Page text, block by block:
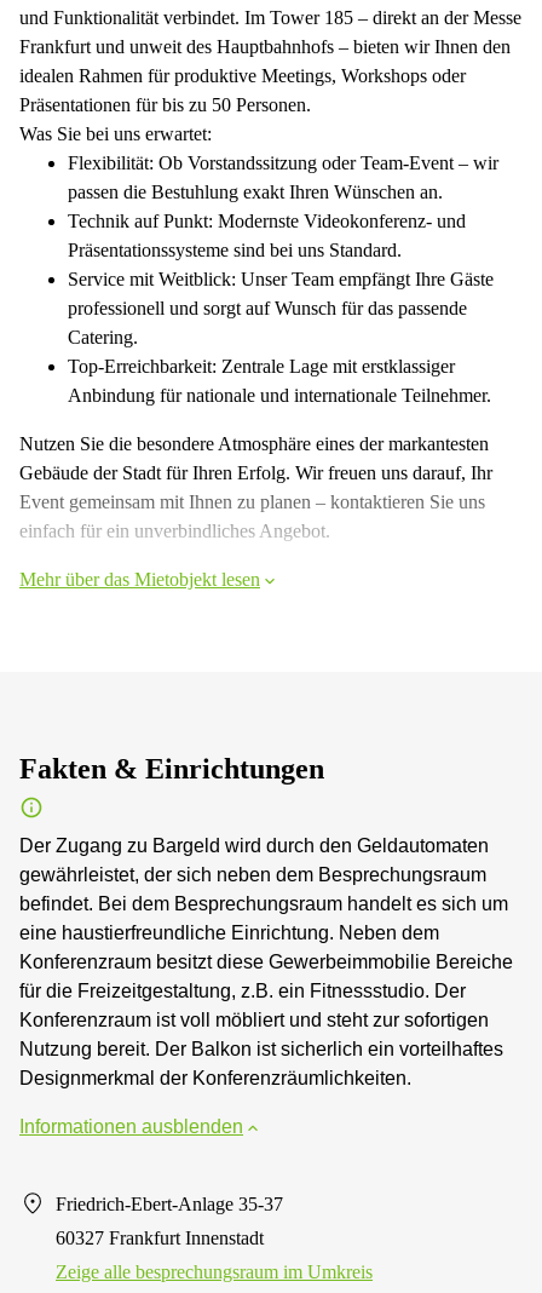
und Funktionalität verbindet. Im Tower 185 – direkt an der Messe
Frankfurt und unweit des Hauptbahnhofs – bieten wir Ihnen den
idealen Rahmen für produktive Meetings, Workshops oder
Präsentationen für bis zu 50 Personen.
Was Sie bei uns erwartet:
Flexibilität: Ob Vorstandssitzung oder Team-Event – wir
passen die Bestuhlung exakt Ihren Wünschen an.
Technik auf Punkt: Modernste Videokonferenz- und
Präsentationssysteme sind bei uns Standard.
Service mit Weitblick: Unser Team empfängt Ihre Gäste
professionell und sorgt auf Wunsch für das passende
Catering.
Top-Erreichbarkeit: Zentrale Lage mit erstklassiger
Anbindung für nationale und internationale Teilnehmer.
Nutzen Sie die besondere Atmosphäre eines der markantesten
Gebäude der Stadt für Ihren Erfolg. Wir freuen uns darauf, Ihr
Event gemeinsam mit Ihnen zu planen – kontaktieren Sie uns
einfach für ein unverbindliches Angebot.
Mehr über das Mietobjekt lesen
Fakten & Einrichtungen
Der Zugang zu Bargeld wird durch den Geldautomaten
gewährleistet, der sich neben dem Besprechungsraum
befindet. Bei dem Besprechungsraum handelt es sich um
eine haustierfreundliche Einrichtung. Neben dem
Konferenzraum besitzt diese Gewerbeimmobilie Bereiche
für die Freizeitgestaltung, z.B. ein Fitnessstudio. Der
Konferenzraum ist voll möbliert und steht zur sofortigen
Nutzung bereit. Der Balkon ist sicherlich ein vorteilhaftes
Designmerkmal der Konferenzräumlichkeiten.
Informationen ausblenden
Friedrich-Ebert-Anlage 35-37
60327 Frankfurt Innenstadt
Zeige alle besprechungsraum im Umkreis